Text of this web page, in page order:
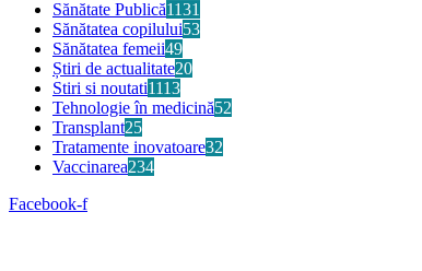
Sănătate Publică1131
Sănătatea copilului53
Sănătatea femeii49
Știri de actualitate20
Stiri si noutati1113
Tehnologie în medicină52
Transplant25
Tratamente inovatoare32
Vaccinarea234
Facebook-f